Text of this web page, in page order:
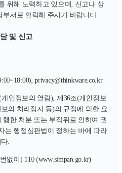
위해 노력하고 있으며, 신고나 상
서로 연락해 주시기 바랍니다.
및 신고
privacy@thinkware.co.kr
개인정보의 열람), 제36조(개인정보
의 처리정지 등)의 규정에 의한 요
한 처분 또는 부작위로 인하여 권
는 행정심판법이 정하는 바에 따라
.
없이) 110 (www.simpan.go.kr)